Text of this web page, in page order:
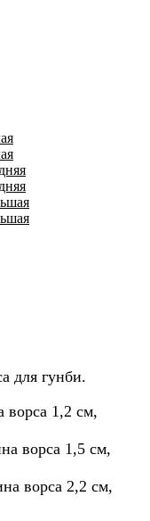
для гунби.
1,2 см,
ворса 1,5 см,
ворса 2,2 см,